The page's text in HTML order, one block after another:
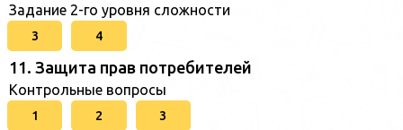
Задание 2-го уровня сложности
3 4
11. Защита прав потребителей
Контрольные вопросы
1 2 3